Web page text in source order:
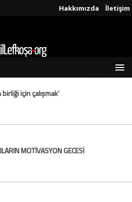
Hakkımızda İletişim
için çalışmak’
MOTİVASYON GECESİ